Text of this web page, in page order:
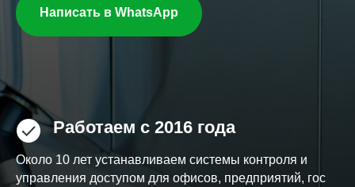
Написать в WhatsApp
Работаем с 2016 года
Около 10 лет устанавливаем системы контроля и
управления доступом для офисов, предприятий, гос